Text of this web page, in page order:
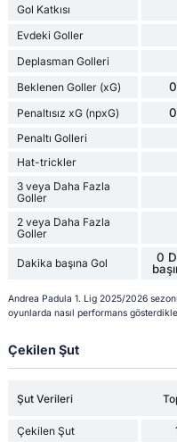
Gol Katkısı
Evdeki Goller
Deplasman Golleri
Beklenen Goller (xG)
Penaltısız xG (npxG)
Penaltı Golleri
Hat-trickler
3 veya Daha Fazla
Goller
2 veya Daha Fazla
Goller
Dakika başına Gol
0
Andrea Padula 1. Lig 2025/2026
oyunlarda nasıl performans
Çekilen Şut
Şut Verileri
Çekilen Şut